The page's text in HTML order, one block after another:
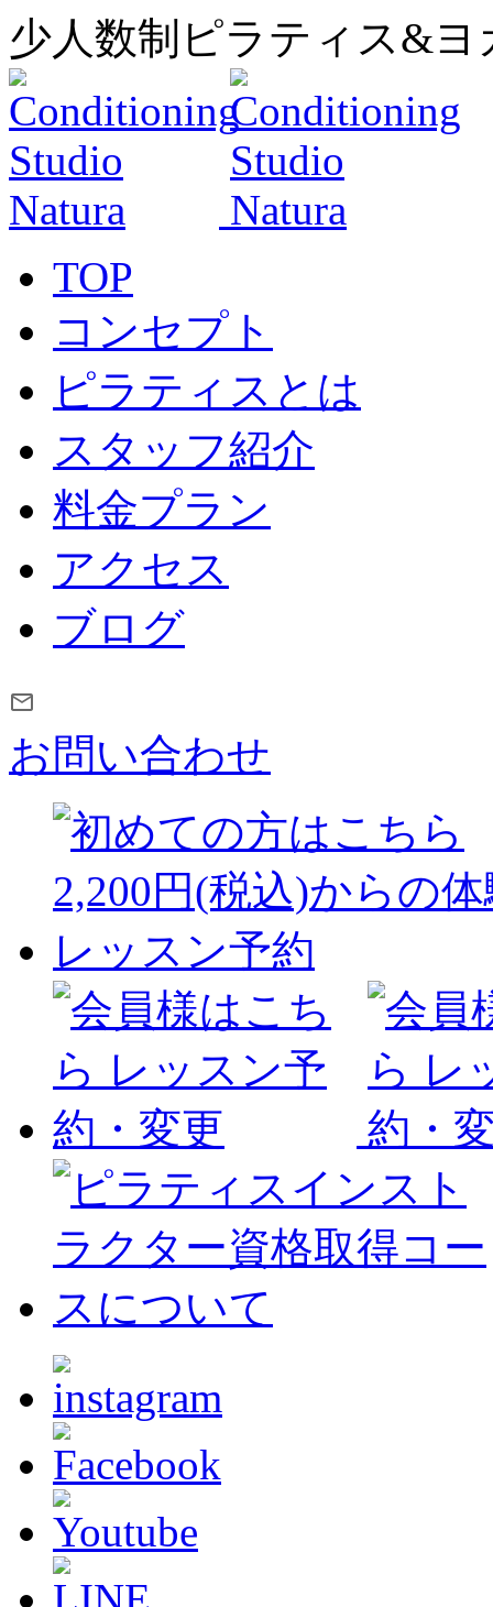
少人数制ピラティス&ヨ
TOP
コンセプト
ピラティスとは
スタッフ紹介
料金プラン
アクセス
ブログ
お問い合わせ